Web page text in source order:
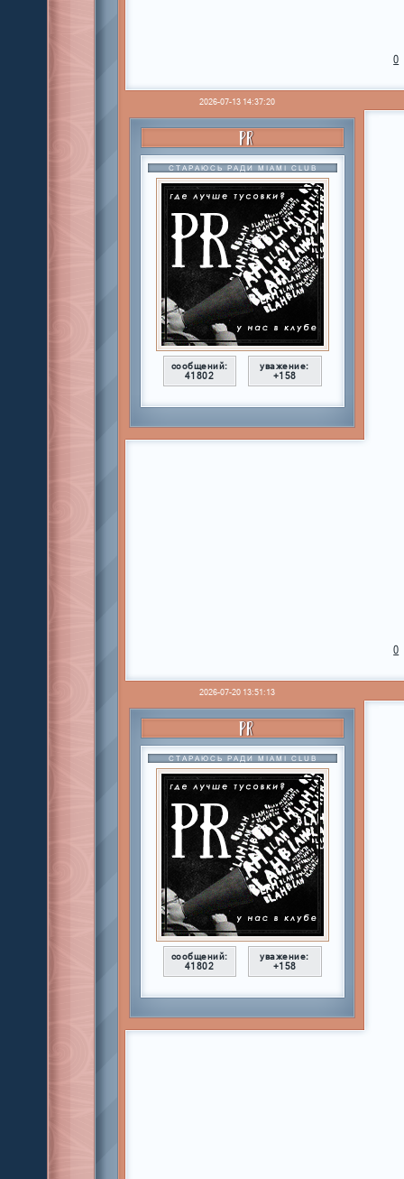
0
2026-07-13 14:37:20
PR
СТАРАЮСЬ РАДИ MIAMI CLUB
сообщений:
41802
уважение:
+158
0
2026-07-20 13:51:13
PR
СТАРАЮСЬ РАДИ MIAMI CLUB
сообщений:
41802
уважение:
+158